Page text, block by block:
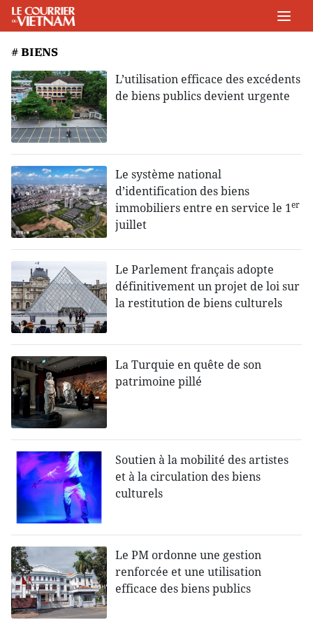
# BIENS
L’utilisation efficace des excédents
de biens publics devient urgente
Le système national
d’identification des biens
immobiliers entre en service le 1er
juillet
Le Parlement français adopte
définitivement un projet de loi sur
la restitution de biens culturels
La Turquie en quête de son
patrimoine pillé
Soutien à la mobilité des artistes
et à la circulation des biens
culturels
Le PM ordonne une gestion
renforcée et une utilisation
efficace des biens publics